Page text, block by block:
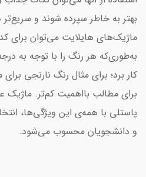
بهتر به خاطر سپرده شوند و
ماژیک‌های هایلایت می‌توان برای
به‌طوری‌که هر رنگ را با توجه به
کار برد؛ برای مثال رنگ نارنجی
برای مطالب بااهمیت کم‌تر. ماژیک
پاستلی با همه‌ی این ویژگی‌ها،
و دانشجویان محسوب می‌شود.